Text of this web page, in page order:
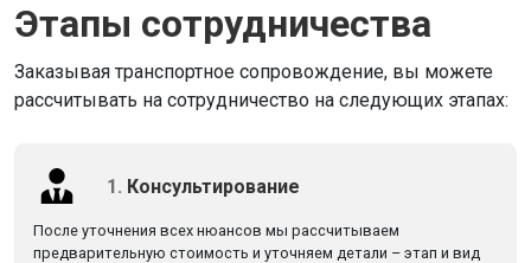
Этапы сотрудничества
Заказывая транспортное сопровождение, вы можете
рассчитывать на сотрудничество на следующих этапах:
1. Консультирование
После уточнения всех нюансов мы рассчитываем
предварительную стоимость и уточняем детали – этап и вид